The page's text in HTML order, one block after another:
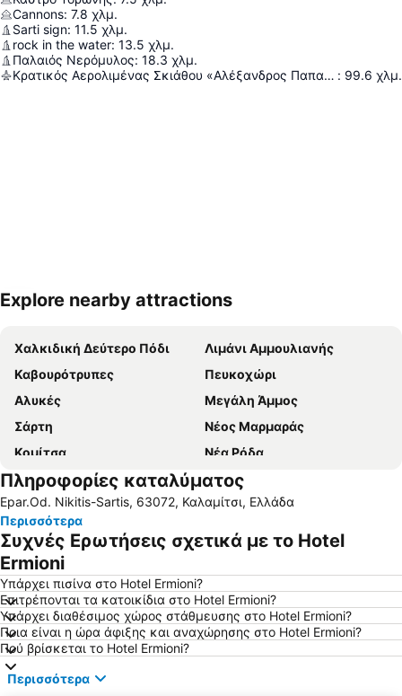
Cannons: 7.8 χλμ.
Sarti sign: 11.5 χλμ.
rock in the water: 13.5 χλμ.
Παλαιός Νερόμυλος: 18.3 χλμ.
Κρατικός Αερολιμένας Σκιάθου «Αλέξανδρος Παπαδιαμάντης» : 99.6 χλμ.
Ανάπτυξη χάρτη
Explore nearby attractions
Χαλκιδική Δεύτερο Πόδι
Λιμάνι Αμμουλιανής
Καβουρότρυπες
Πευκοχώρι
Αλυκές
Μεγάλη Άμμος
Σάρτη
Νέος Μαρμαράς
Κομίτσα
Νέα Ρόδα
Παραλία της Ουρανόπολης
Νικήτη
Λιμάνι Ιερισσού
Τριστινίκα
Αγιος Γεώργιος
Πόρτο Καρράς 1
Πολύχρονο
Παραλία Καλογριάς
Loutra
'Ορμος Παναγιάς
Λιμάνι Όρμος Παναγίας
Λιμάνι Πυργαδίκια
Χανιώτης
Τορώνη
Κακούδια
Πληροφορίες καταλύματος
Epar.Od. Nikitis-Sartis, 63072, Καλαμίτσι, Ελλάδα
Περισσότερα
Συχνές Ερωτήσεις σχετικά με το Hotel
Ermioni
Υπάρχει πισίνα στο Hotel Ermioni?
Επιτρέπονται τα κατοικίδια στο Hotel Ermioni?
Υπάρχει διαθέσιμος χώρος στάθμευσης στο Hotel Ermioni?
Ποια είναι η ώρα άφιξης και αναχώρησης στο Hotel Ermioni?
Πού βρίσκεται το Hotel Ermioni?
Περισσότερα